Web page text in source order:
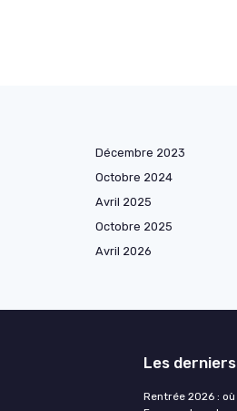
Décembre 2023
Octobre 2024
Avril 2025
Octobre 2025
Avril 2026
Les
Rentrée 2026 :